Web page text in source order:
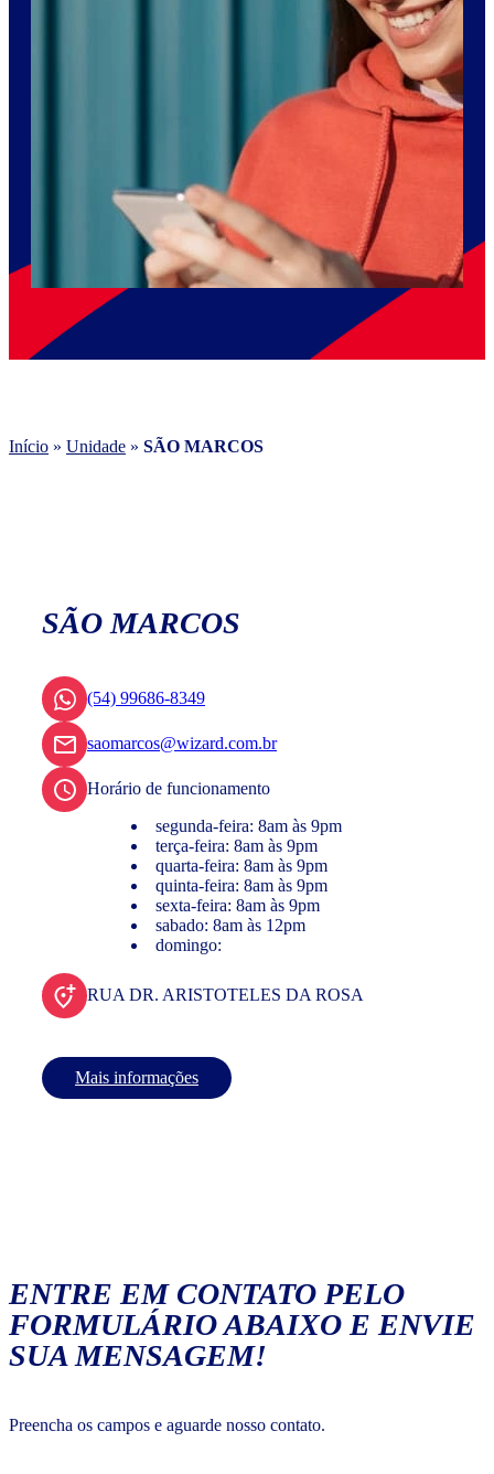
Início » Unidade » SÃO MARCOS
SÃO MARCOS
(54) 99686-8349
saomarcos@wizard.com.br
Horário de funcionamento
segunda-feira: 8am às 9pm
terça-feira: 8am às 9pm
quarta-feira: 8am às 9pm
quinta-feira: 8am às 9pm
sexta-feira: 8am às 9pm
sabado: 8am às 12pm
domingo:
RUA DR. ARISTOTELES DA ROSA
Mais informações
ENTRE EM CONTATO PELO
FORMULÁRIO ABAIXO E ENVIE
SUA MENSAGEM!
Preencha os campos e aguarde nosso contato.